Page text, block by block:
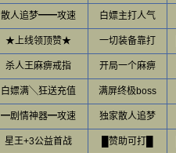
散人追梦━━攻速 白嫖主打人气
★上线领顶赞★ 一切装备靠打
杀人王麻痹戒指 开局一个麻痹
白嫖满╲狂送充值 满屏终极boss
━剧情神器━攻速 独家散人追梦
星王+3公益首战 █赞助可打█